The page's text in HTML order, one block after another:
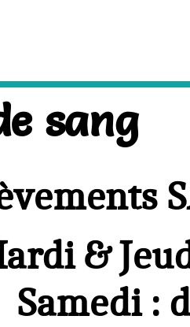
sang
&
Samedi :